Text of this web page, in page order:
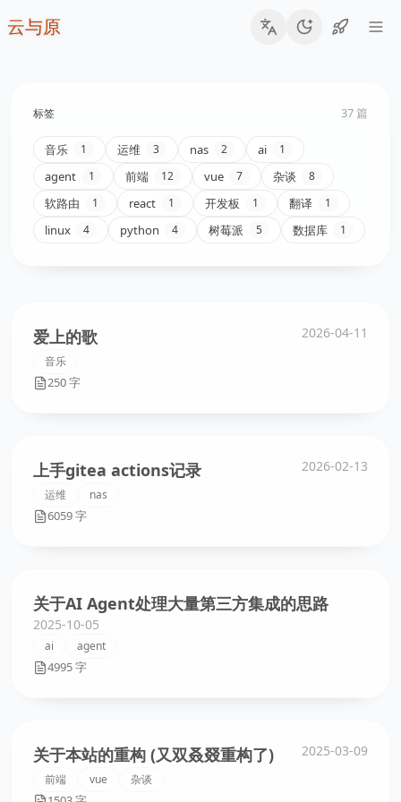
云与原
标签 37 篇
音乐 1 运维 3 nas 2 ai 1
agent 1 前端 12 vue 7 杂谈 8
软路由 1 react 1 开发板 1 翻译 1
linux 4 python 4 树莓派 5 数据库 1
爱上的歌 2026-04-11
音乐
250 字
上手gitea actions记录 2026-02-13
运维 nas
6059 字
关于AI Agent处理大量第三方集成的思路
2025-10-05
ai agent
4995 字
关于本站的重构 (又双叒叕重构了) 2025-03-09
前端 vue 杂谈